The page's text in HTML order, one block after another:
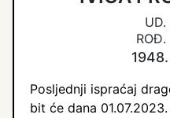
UD.
ROĐ.
Posljednji ispraćaj
bit će dana